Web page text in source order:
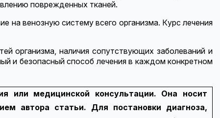
поврежденных тканей.
на венозную систему всего организма. Курс лечения
организма, наличия сопутствующих заболеваний и
и безопасный способ лечения в каждом конкретном
или медицинской консультации. Она носит
автора статьи. Для постановки диагноза,